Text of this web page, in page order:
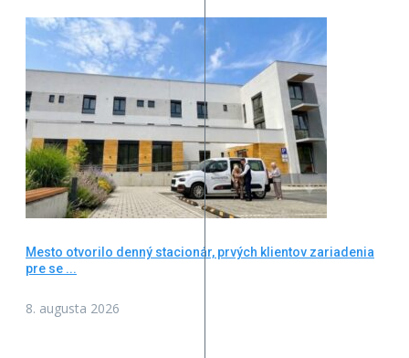
Mesto otvorilo denný stacionár, prvých klientov zariadenia
pre se ...
8. augusta 2026